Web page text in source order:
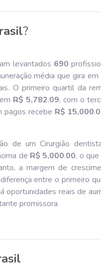
?
levantados 690
média que gira
O primeiro quartil da
R$ 5,782.09, com o
pagos recebe R$ 15,000.
de um Cirurgião
de R$ 5,000.00, o
a margem de
entre o primeiro
oportunidades reais de
promissora.